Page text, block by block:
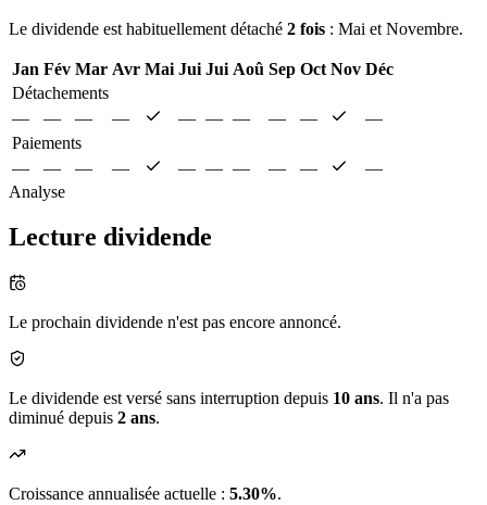
Le dividende est habituellement détaché 2 fois : Mai et Novembre.
Jan Fév Mar Avr Mai Jui Jui Aoû Sep Oct Nov Déc
Détachements
—
— — — — — — — —
—
Paiements
—
— — — — — — — —
—
Analyse
Lecture dividende
Le prochain dividende n'est pas encore annoncé.
Le dividende est versé sans interruption depuis 10 ans. Il n'a pas
diminué depuis 2 ans.
Croissance annualisée actuelle : 5.30%.